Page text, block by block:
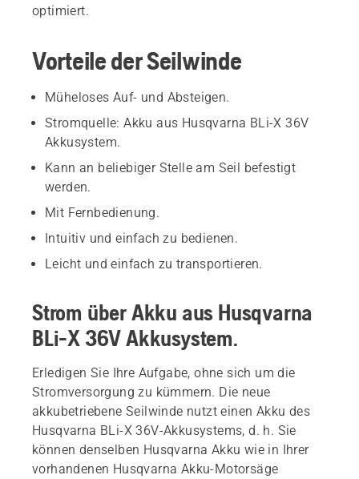
optimiert.
Vorteile der Seilwinde
Müheloses Auf- und Absteigen.
Stromquelle: Akku aus Husqvarna BLi-X 36V
Akkusystem.
Kann an beliebiger Stelle am Seil befestigt
werden.
Mit Fernbedienung.
Intuitiv und einfach zu bedienen.
Leicht und einfach zu transportieren.
Strom über Akku aus Husqvarna
BLi-X 36V Akkusystem.
Erledigen Sie Ihre Aufgabe, ohne sich um die
Stromversorgung zu kümmern. Die neue
akkubetriebene Seilwinde nutzt einen Akku des
Husqvarna BLi-X 36V-Akkusystems, d. h. Sie
können denselben Husqvarna Akku wie in Ihrer
vorhandenen Husqvarna Akku-Motorsäge